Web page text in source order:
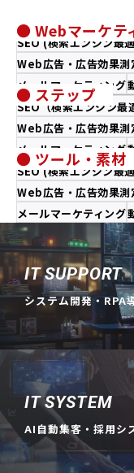
● Webマーケテ
SEO (検索エンジン最
Web広告・広告効果測
メールマーケティング
● ステップ
SEO（検索エンジン最
Web広告・広告効果測
メールマーケティング
● ツール・素材
SEO (検索エンジン最
Web広告・広告効果測
メールマーケティング
IT SUPPORT
システム開発・RPA
IT SYSTEM
AI自動集客・採用シ